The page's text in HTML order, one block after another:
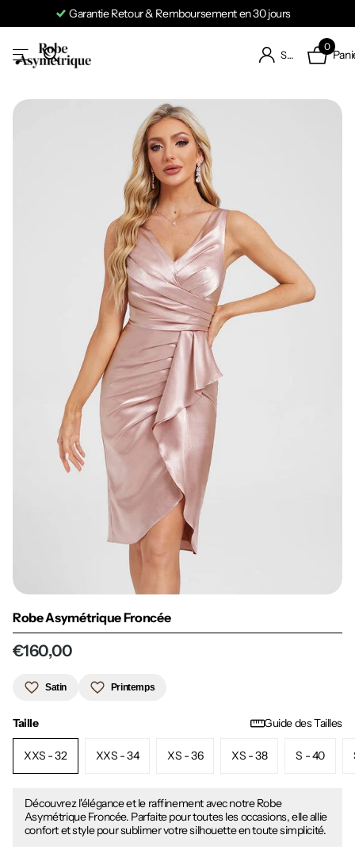
Garantie Retour & Remboursement en 30 jours
S'identifier
0
Robe Asymétrique Froncée
€160,00
Satin Printemps
Taille Guide des Tailles
XXS - 32 XXS - 34 XS - 36 XS - 38 S - 40
Découvrez l'élégance et le raffinement avec notre Robe
Asymétrique Froncée. Parfaite pour toutes les occasions, elle allie
confort et style pour sublimer votre silhouette en toute simplicité.